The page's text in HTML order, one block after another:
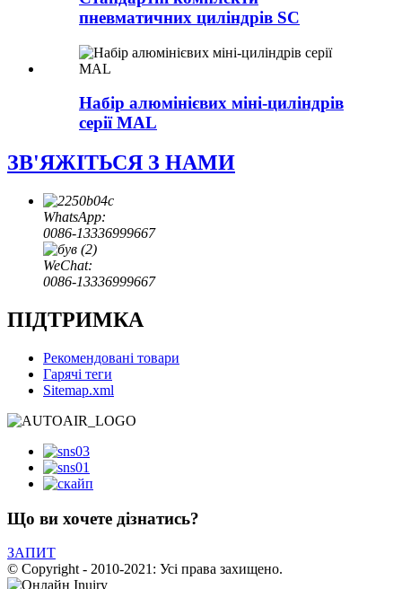
пневматичних циліндрів SC
Набір алюмінієвих міні-циліндрів
серії MAL
ЗВ'ЯЖІТЬСЯ З НАМИ
WhatsApp:
0086-13336999667
WeChat:
0086-13336999667
ПІДТРИМКА
Рекомендовані товари
Гарячі теги
Sitemap.xml
Що ви хочете дізнатись?
ЗАПИТ
© Copyright - 2010-2021: Усі права захищено.